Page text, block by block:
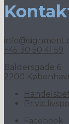
+45 30 50 41 59
Baldersgade 6
2200
Facebook